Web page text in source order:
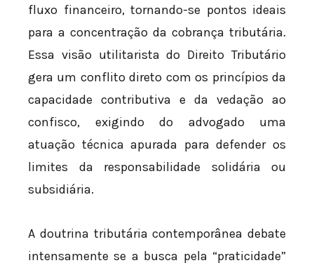
fluxo financeiro, tornando-se pontos ideais
para a concentração da cobrança tributária.
Essa visão utilitarista do Direito Tributário
gera um conflito direto com os princípios da
capacidade contributiva e da vedação ao
confisco, exigindo do advogado uma
atuação técnica apurada para defender os
limites da responsabilidade solidária ou
subsidiária.
A doutrina tributária contemporânea debate
intensamente se a busca pela “praticidade”